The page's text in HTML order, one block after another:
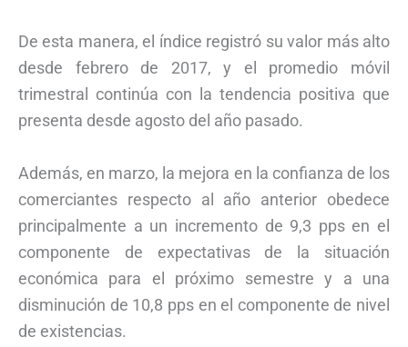
De esta manera, el índice registró su valor más alto
desde febrero de 2017, y el promedio móvil
trimestral continúa con la tendencia positiva que
presenta desde agosto del año pasado.
Además, en marzo, la mejora en la confianza de los
comerciantes respecto al año anterior obedece
principalmente a un incremento de 9,3 pps en el
componente de expectativas de la situación
económica para el próximo semestre y a una
disminución de 10,8 pps en el componente de nivel
de existencias.